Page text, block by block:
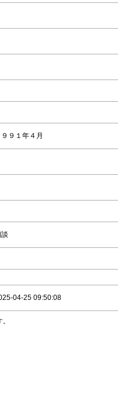
９９１年４月
04-25 09:50:08